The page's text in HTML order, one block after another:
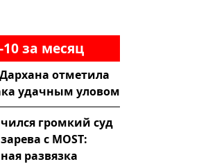
10 за месяц
отметила
удачным уловом
громкий суд
с MOST:
развязка